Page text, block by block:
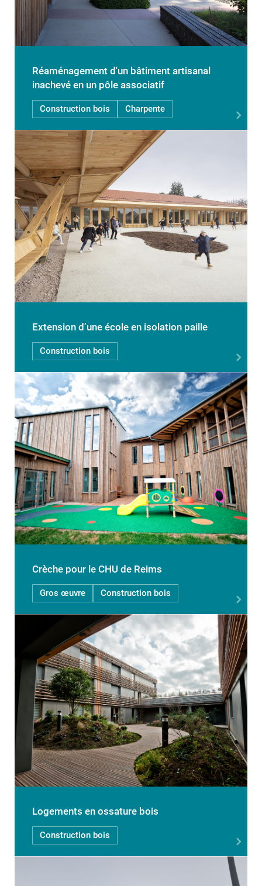
Réaménagement d'un bâtiment artisanal
inachevé en un pôle associatif
Construction bois Charpente
Extension d’une école en isolation paille
Construction bois
Crèche pour le CHU de Reims
Gros œuvre Construction bois
Logements en ossature bois
Construction bois